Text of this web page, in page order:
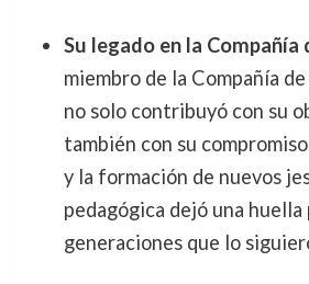
Su legado en la Compañía
miembro de la Compañía
no solo contribuyó con su
también con su
y la formación de nuevos
pedagógica dejó una
generaciones que lo